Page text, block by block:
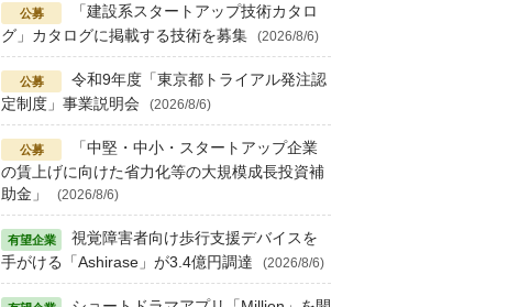
「建設系スタートアップ技術カタロ
グ」カタログに掲載する技術を募集
(2026/8/6)
令和9年度「東京都トライアル発注認
定制度」事業説明会
(2026/8/6)
「中堅・中小・スタートアップ企業
の賃上げに向けた省力化等の大規模成長投資補
助金」
(2026/8/6)
視覚障害者向け歩行支援デバイスを
手がける「Ashirase」が3.4億円調達
(2026/8/6)